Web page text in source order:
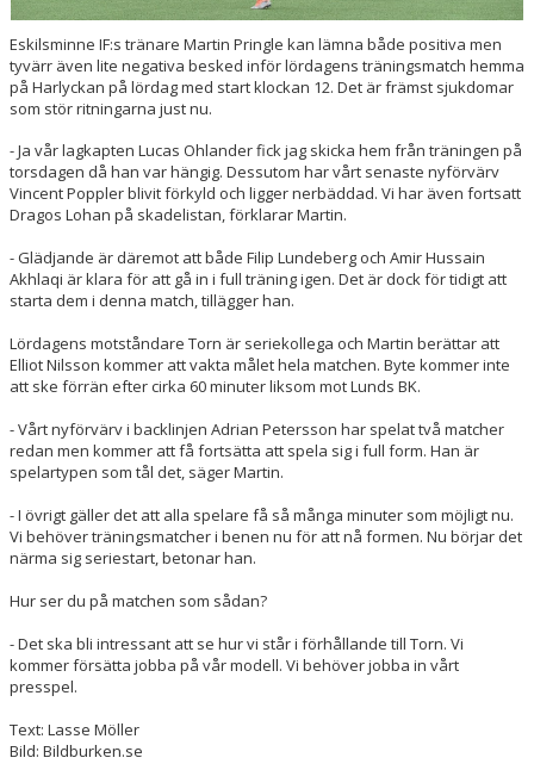
Eskilsminne IF:s tränare Martin Pringle kan lämna både positiva men
tyvärr även lite negativa besked inför lördagens träningsmatch hemma
på Harlyckan på lördag med start klockan 12. Det är främst sjukdomar
som stör ritningarna just nu.
- Ja vår lagkapten Lucas Ohlander fick jag skicka hem från träningen på
torsdagen då han var hängig. Dessutom har vårt senaste nyförvärv
Vincent Poppler blivit förkyld och ligger nerbäddad. Vi har även fortsatt
Dragos Lohan på skadelistan, förklarar Martin.
- Glädjande är däremot att både Filip Lundeberg och Amir Hussain
Akhlaqi är klara för att gå in i full träning igen. Det är dock för tidigt att
starta dem i denna match, tillägger han.
Lördagens motståndare Torn är seriekollega och Martin berättar att
Elliot Nilsson kommer att vakta målet hela matchen. Byte kommer inte
att ske förrän efter cirka 60 minuter liksom mot Lunds BK.
- Vårt nyförvärv i backlinjen Adrian Petersson har spelat två matcher
redan men kommer att få fortsätta att spela sig i full form. Han är
spelartypen som tål det, säger Martin.
- I övrigt gäller det att alla spelare få så många minuter som möjligt nu.
Vi behöver träningsmatcher i benen nu för att nå formen. Nu börjar det
närma sig seriestart, betonar han.
Hur ser du på matchen som sådan?
- Det ska bli intressant att se hur vi står i förhållande till Torn. Vi
kommer försätta jobba på vår modell. Vi behöver jobba in vårt
presspel.
Text: Lasse Möller
Bild: Bildburken.se